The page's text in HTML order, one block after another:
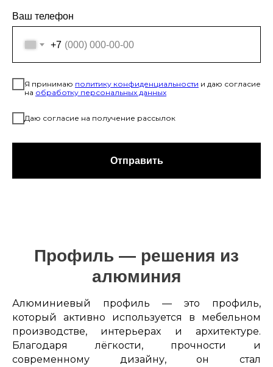
Ваш телефон
+7
Я принимаю политику конфиденциальности и даю согласие
на обработку персональных данных
Даю согласие на получение рассылок
Отправить
Профиль — решения из
алюминия
Алюминиевый профиль — это профиль,
который активно используется в мебельном
производстве, интерьерах и архитектуре.
Благодаря лёгкости, прочности и
современному дизайну, он стал